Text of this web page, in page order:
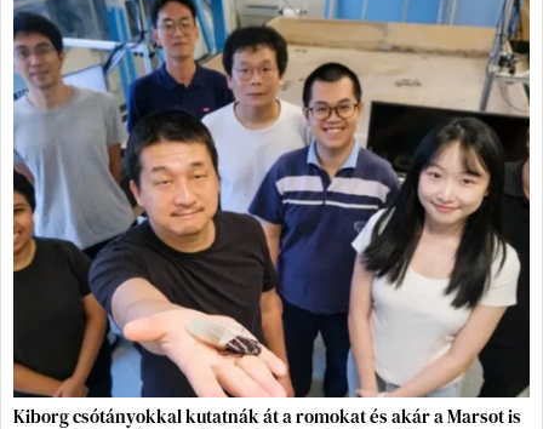
Kiborg csótányokkal kutatnák át a romokat és akár a Marsot is